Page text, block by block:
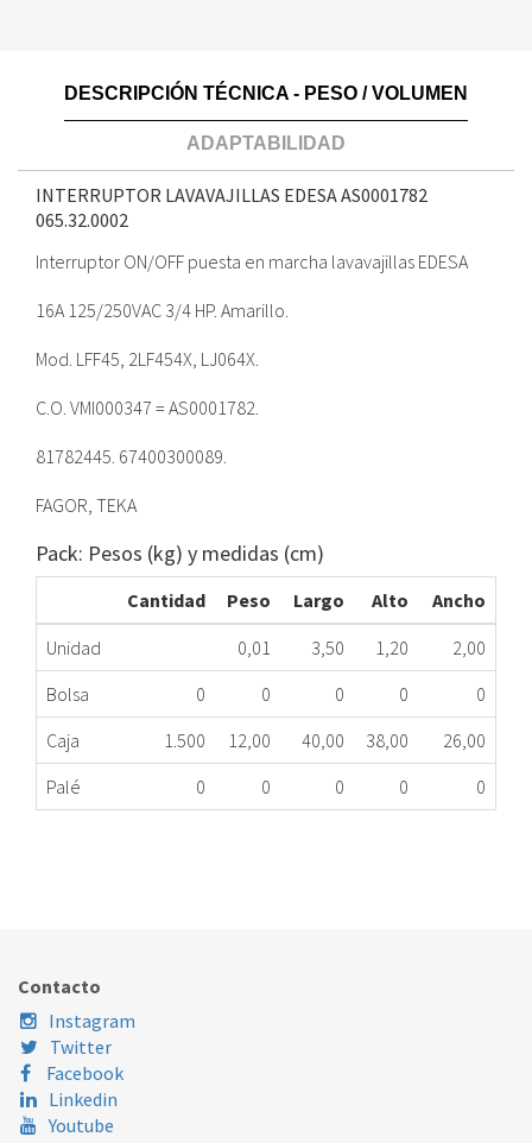
DESCRIPCIÓN TÉCNICA - PESO / VOLUMEN
ADAPTABILIDAD
INTERRUPTOR LAVAVAJILLAS EDESA AS0001782
065.32.0002
Interruptor ON/OFF puesta en marcha lavavajillas EDESA
16A 125/250VAC 3/4 HP. Amarillo.
Mod. LFF45, 2LF454X, LJ064X.
C.O. VMI000347 = AS0001782.
81782445. 67400300089.
FAGOR, TEKA
Pack: Pesos (kg) y medidas (cm)
Cantidad Peso Largo Alto
Ancho
Unidad
0,01 3,50 1,20
2,00
Bolsa
0 0 0 0
0
Caja
1.500 12,00 40,00 38,00
26,00
Palé
0 0 0 0 0
EDESA
EDESA
EDESA
Contacto
Instagram
Twitter
Facebook
Linkedin
Youtube